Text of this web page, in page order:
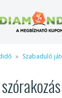
Szabaduló